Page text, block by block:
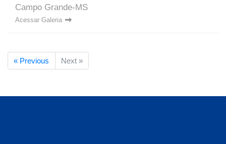
Campo Grande-MS
Acessar Galeria
« Previous Next »